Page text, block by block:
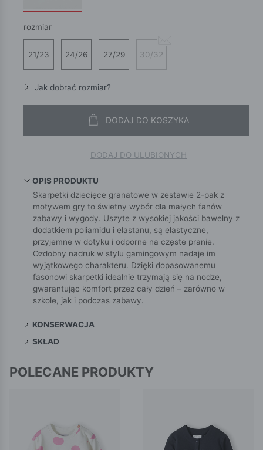
rozmiar
21/23 24/26 27/29 30/32
Jak dobrać rozmiar?
DODAJ DO KOSZYKA
DODAJ DO ULUBIONYCH
OPIS PRODUKTU
Skarpetki dziecięce granatowe w zestawie 2-pak z
motywem gry to świetny wybór dla małych fanów
zabawy i wygody. Uszyte z wysokiej jakości bawełny z
dodatkiem poliamidu i elastanu, są elastyczne,
przyjemne w dotyku i odporne na częste pranie.
Ozdobny nadruk w stylu gamingowym nadaje im
wyjątkowego charakteru. Dzięki dopasowanemu
fasonowi skarpetki idealnie trzymają się na nodze,
gwarantując komfort przez cały dzień – zarówno w
szkole, jak i podczas zabawy.
KONSERWACJA
SKŁAD
POLECANE PRODUKTY